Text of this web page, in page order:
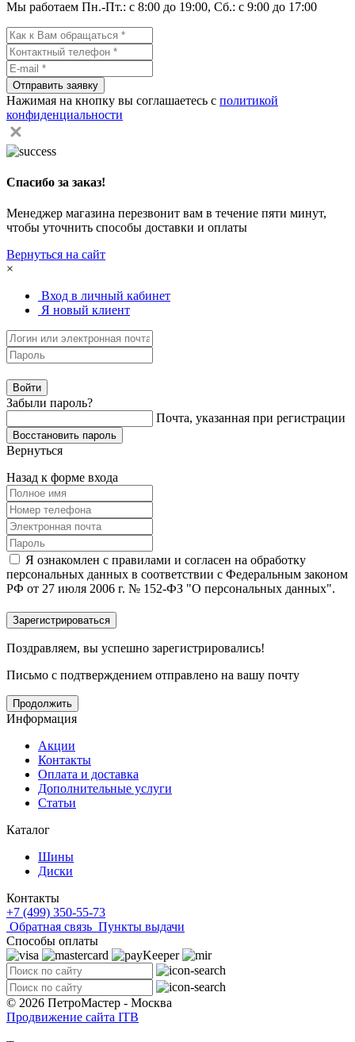
Мы работаем Пн.-Пт.: с 8:00 до 19:00, Сб.: с 9:00 до 17:00
Отправить заявку
Нажимая на кнопку вы соглашаетесь с политикой
конфиденциальности
Спасибо за заказ!
Менеджер магазина перезвонит вам в течение пяти минут,
чтобы уточнить способы доставки и оплаты
Вернуться на сайт
×
Вход в личный кабинет
Я новый клиент
Забыли пароль?
Почта, указанная при регистрации
Вернуться
Назад к форме входа
Я ознакомлен с правилами и согласен на обработку
персональных данных в соответствии с Федеральным законом
РФ от 27 июля 2006 г. № 152-ФЗ "О персональных данных".
Поздравляем, вы успешно зарегистрировались!
Письмо с подтверждением отправлено на вашу почту
Продолжить
Информация
Акции
Контакты
Оплата и доставка
Дополнительные услуги
Статьи
Каталог
Шины
Диски
Контакты
+7 (499) 350-55-73
Обратная связь Пункты выдачи
Способы оплаты
© 2026 ПетроМастер - Москва
Продвижение сайта ITB